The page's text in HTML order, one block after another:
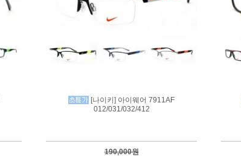
[나이키] 아이웨어 7911AF
012/031/032/412
190,000원